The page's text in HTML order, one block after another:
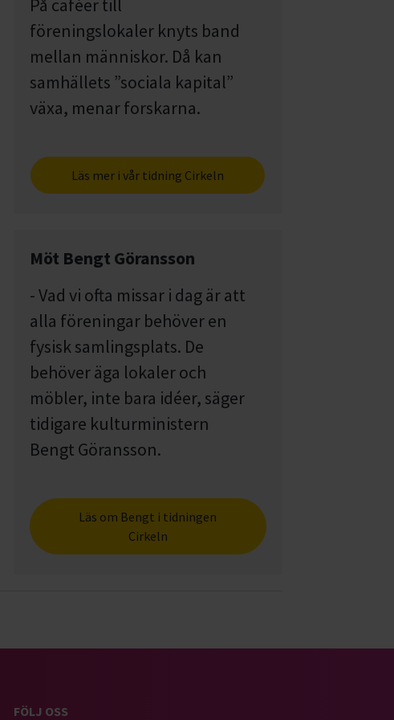
På caféer till
föreningslokaler knyts band
mellan människor. Då kan
samhällets ”sociala kapital”
växa, menar forskarna.
Läs mer i vår tidning Cirkeln
Möt Bengt Göransson
- Vad vi ofta missar i dag är att
alla föreningar behöver en
fysisk samlingsplats. De
behöver äga lokaler och
möbler, inte bara idéer, säger
tidigare kulturministern
Bengt Göransson.
Läs om Bengt i tidningen
Cirkeln
FÖLJ OSS